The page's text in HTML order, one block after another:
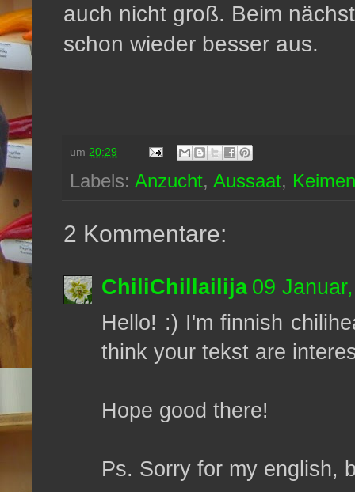
auch nicht groß. Beim
schon wieder besser aus.
um 20:29
Labels: Anzucht, Aussaat, Keimen
2 Kommentare:
ChiliChillailija 09
Hello! :) I'm finnish
think your tekst are
Hope good there!
Ps. Sorry for my english,